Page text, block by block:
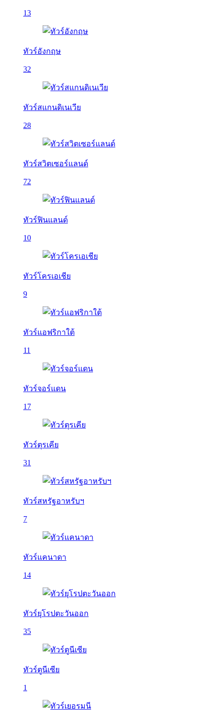
13
ทัวร์อังกฤษ
32
ทัวร์สแกนดิเนเวีย
28
ทัวร์สวิตเซอร์แลนด์
72
ทัวร์ฟินแลนด์
10
ทัวร์โครเอเชีย
9
ทัวร์แอฟริกาใต้
11
ทัวร์จอร์แดน
17
ทัวร์ตุรเคีย
31
ทัวร์สหรัฐอาหรับฯ
7
ทัวร์แคนาดา
14
ทัวร์ยุโรปตะวันออก
35
ทัวร์ตูนีเซีย
1